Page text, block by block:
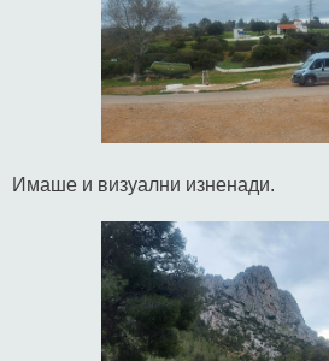
Имаше и визуални изненади.